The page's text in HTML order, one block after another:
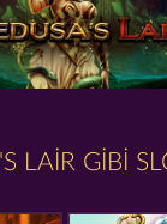
LAIR GIBI